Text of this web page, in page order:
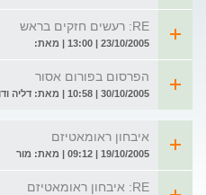
RE: רעשים חזקים בראש
23/10/2005 | 13:00 | מאת:
הפרסום בפורום אסור
30/10/2005 | 10:58 | מאת: דליה ודוד הבריאות הטבעית
איבחון ראומאטיזם
19/10/2005 | 09:12 | מאת: מור
RE: איבחון ראומאטיזם